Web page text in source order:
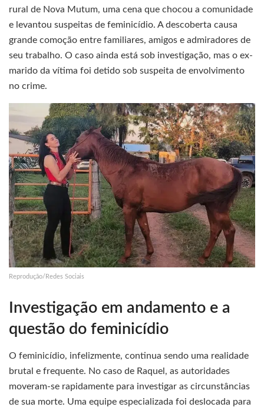
rural de Nova Mutum, uma cena que chocou a comunidade
e levantou suspeitas de feminicídio. A descoberta causa
grande comoção entre familiares, amigos e admiradores de
seu trabalho. O caso ainda está sob investigação, mas o ex-
marido da vítima foi detido sob suspeita de envolvimento
no crime.
Reprodução/Redes Sociais
Investigação em andamento e a
questão do feminicídio
O feminicídio, infelizmente, continua sendo uma realidade
brutal e frequente. No caso de Raquel, as autoridades
moveram-se rapidamente para investigar as circunstâncias
de sua morte. Uma equipe especializada foi deslocada para